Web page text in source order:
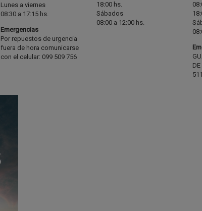
Lunes a viernes
08:30 a 17:15 hs.
Emergencias
Por repuestos de urgencia
fuera de hora comunicarse
con el celular: 099 509 756
18:00 hs.
Sábados
08:00 a 12:00 hs.
511